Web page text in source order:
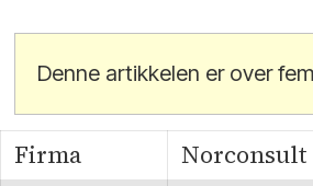
Denne artikkelen er over
Firma
Norconsult